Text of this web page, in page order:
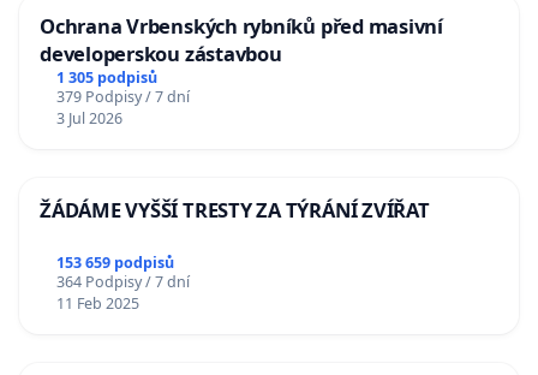
Ochrana Vrbenských rybníků před masivní
developerskou zástavbou
1 305 podpisů
379 Podpisy / 7 dní
3 Jul 2026
ŽÁDÁME VYŠŠÍ TRESTY ZA TÝRÁNÍ ZVÍŘAT
153 659 podpisů
364 Podpisy / 7 dní
11 Feb 2025